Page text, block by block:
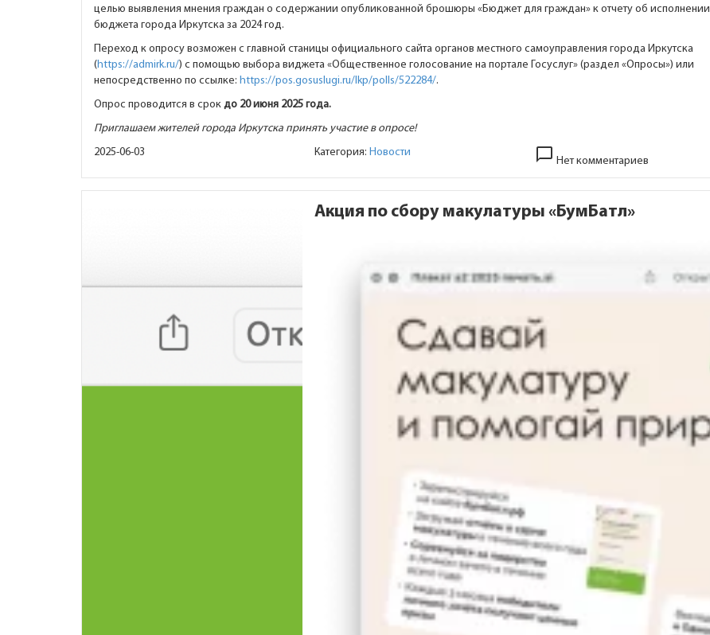
целью выявления мнения граждан о содержании опубликованной брошюры «Бюджет для граждан» к отчету об исполнении
бюджета города Иркутска за 2024 год.
Переход к опросу возможен с главной станицы официального сайта органов местного самоуправления города Иркутска
(https://admirk.ru/) с помощью выбора виджета «Общественное голосование на портале Госуслуг» (раздел «Опросы») или
непосредственно по ссылке: https://pos.gosuslugi.ru/lkp/polls/522284/.
Опрос проводится в срок до 20 июня 2025 года.
Приглашаем жителей города Иркутска принять участие в опросе!
2025-06-03
Категория: Новости chat_bubble_outline Нет комментариев
Акция по сбору макулатуры «БумБатл»